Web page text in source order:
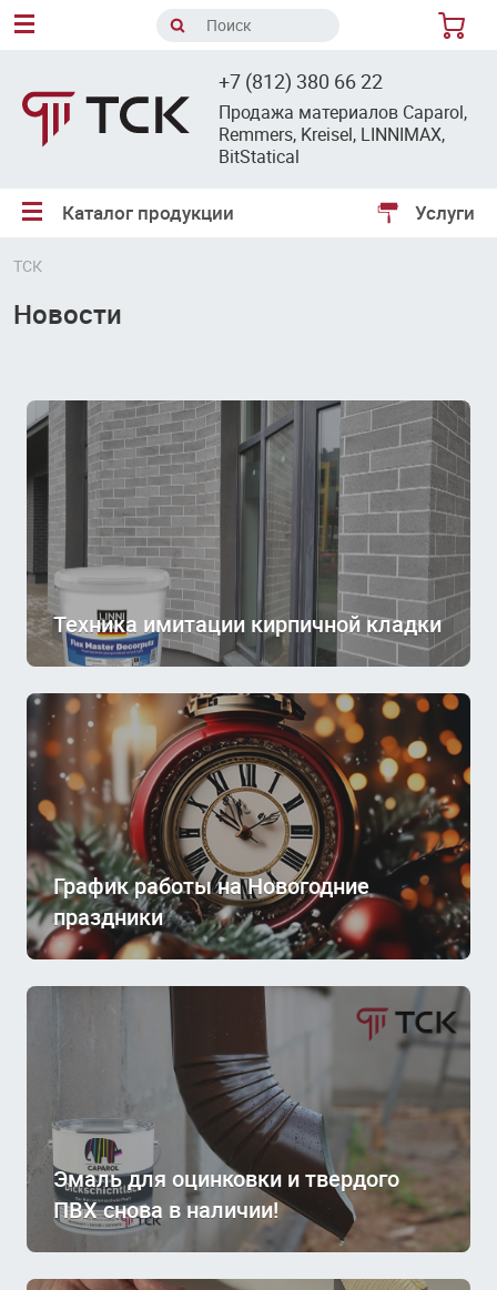
+7 (812) 380 66 22
Продажа материалов Caparol,
Remmers, Kreisel, LINNIMAX,
BitStatical
Каталог продукции Услуги
ТСК
Новости
Техника имитации кирпичной кладки
График работы на Новогодние
праздники
Эмаль для оцинковки и твердого
ПВХ снова в наличии!